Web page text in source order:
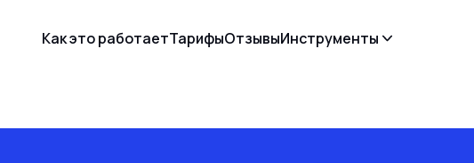
Как это работаетТарифыОтзывыИнструменты